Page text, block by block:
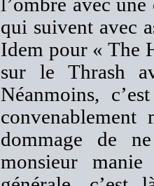
l’ombre avec une
qui suivent avec
Idem pour « The
sur le Thrash
Néanmoins,
dommage de
monsieur